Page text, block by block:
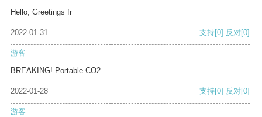
Hello, Greetings fr
2022-01-31 支持[0] 反对[0]
游客
BREAKING! Portable CO2
2022-01-28 支持[0] 反对[0]
游客